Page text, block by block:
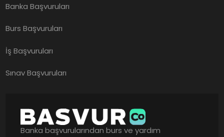
Banka Başvuruları
Burs Başvuruları
İş Başvuruları
Sınav Başvuruları
Banka başvurularından burs ve yardım